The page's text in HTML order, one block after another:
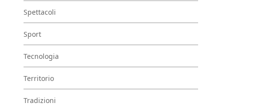
Spettacoli
Sport
Tecnologia
Territorio
Tradizioni